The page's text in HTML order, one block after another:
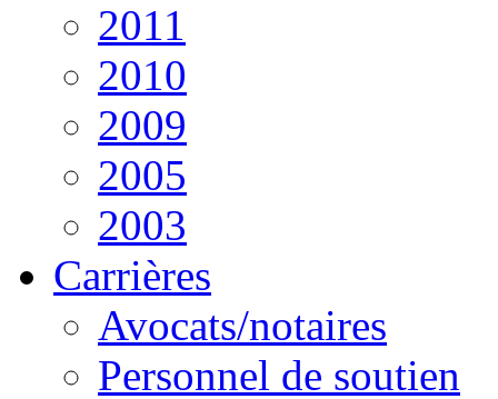
2011
2010
2009
2005
2003
Carrières
Avocats/notaires
Personnel de soutien